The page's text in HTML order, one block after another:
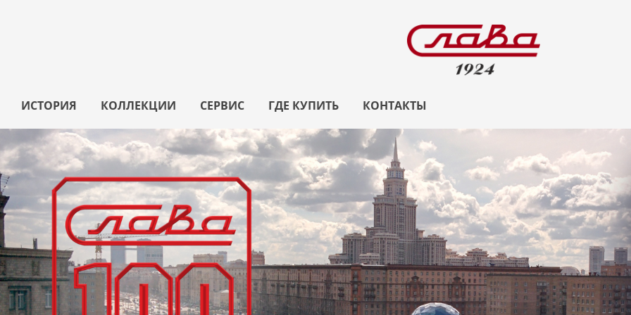
ИСТОРИЯ КОЛЛЕКЦИИ СЕРВИС ГДЕ КУПИТЬ КОНТАКТЫ